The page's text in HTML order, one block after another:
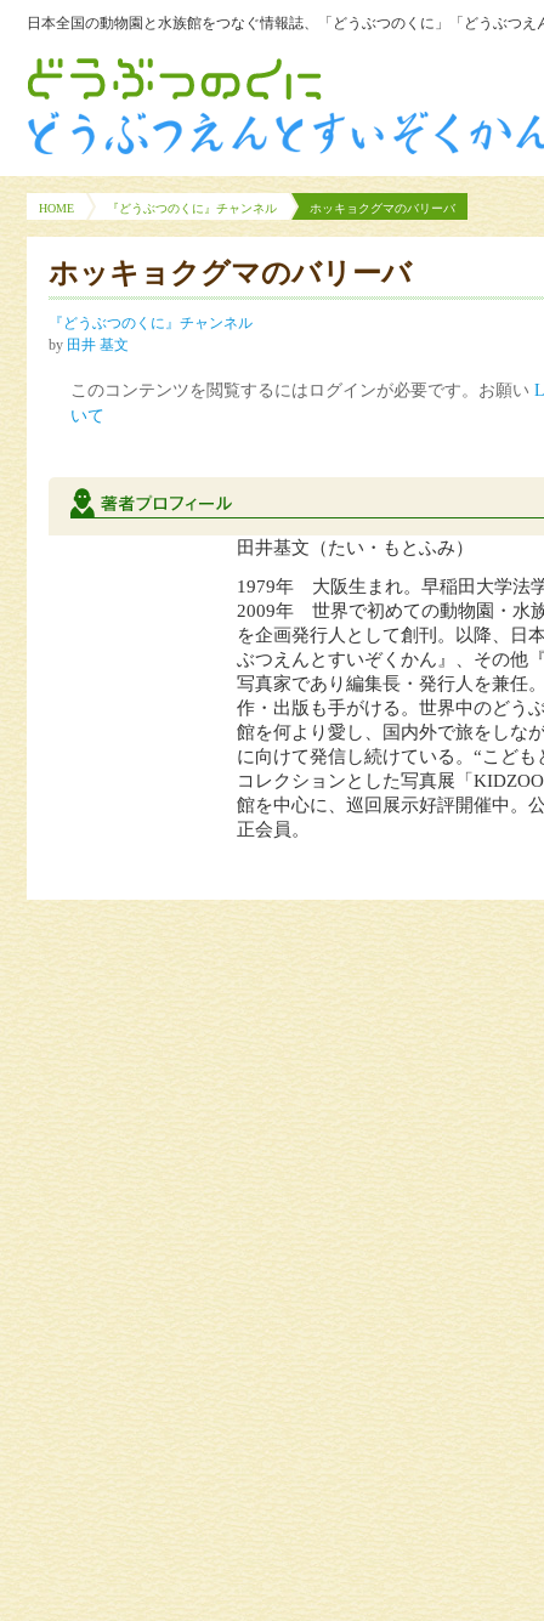
日本全国の動物園と水族館をつなぐ情報誌、「どうぶつのくに」「どうぶつえ
HOME 『どうぶつのくに』チャンネル ホッキョクグマのバリーバ
ホッキョクグマのバリーバ
『どうぶつのくに』チャンネル
by 田井 基文
このコンテンツを閲覧するにはログインが必要です。お願い
いて
田井基文（たい・もとふみ）
1979年 大阪生まれ。早稲田大学法
2009年 世界で初めての動物園・水
を企画発行人として創刊。以降、日
ぶつえんとすいぞくかん』、その他
写真家であり編集長・発行人を兼任
作・出版も手がける。世界中のどう
館を何より愛し、国内外で旅をしな
に向けて発信し続けている。“こど
コレクションとした写真展「
館を中心に、巡回展示好評開催中。
正会員。